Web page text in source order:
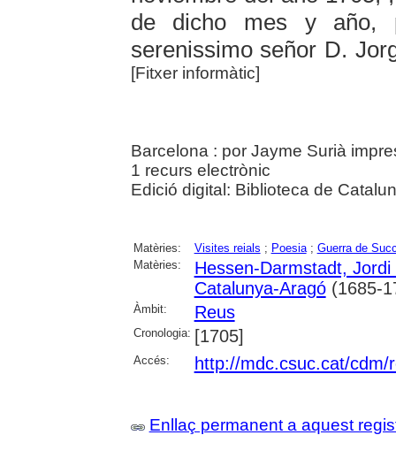
de dicho mes y año,
serenissimo señor D.
[Fitxer informàtic]
Barcelona : por Jayme Surià
1 recurs electrònic
Edició digital: Biblioteca de
Matèries: Visites reials ; Poesia; Guerra de
Matèries:
Hessen-Darmstadt, Jordi
Catalunya-Aragó(1685-
Àmbit: Reus
Cronologia: [1705]
Accés: http://mdc.csuc.cat/cdm/
Enllaç permanent a aquest